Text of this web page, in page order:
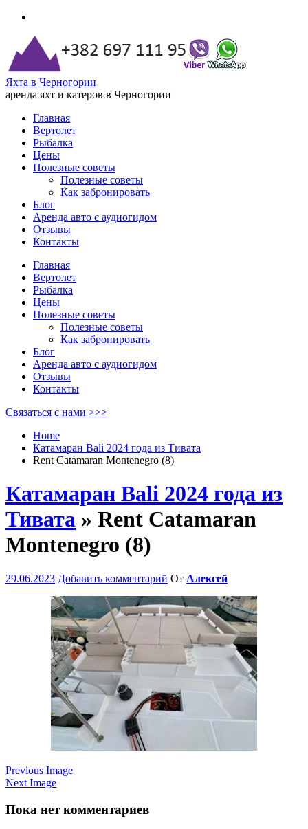
Яхта в Черногории
аренда яхт и катеров в Черногории
Главная
Вертолет
Рыбалка
Цены
Полезные советы
Полезные советы
Как забронировать
Блог
Аренда авто с аудиогидом
Отзывы
Контакты
Главная
Вертолет
Рыбалка
Цены
Полезные советы
Полезные советы
Как забронировать
Блог
Аренда авто с аудиогидом
Отзывы
Контакты
Связаться с нами >>>
Home
Катамаран Bali 2024 года из Тивата
Rent Catamaran Montenegro (8)
Катамаран Bali 2024 года из
Тивата » Rent Catamaran
Montenegro (8)
29.06.2023 Добавить комментарий От Алексей
Previous Image
Next Image
Пока нет комментариев